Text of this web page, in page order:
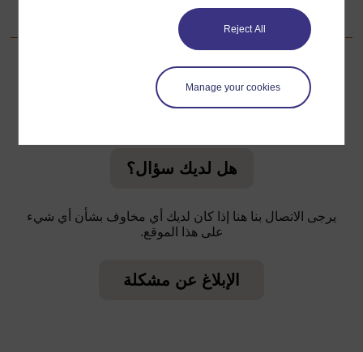
Reject All
Manage your cookies
المصدر ٥: فقرة لتلاميذ الصف الكبار: ملوك الزولو
لمعلومات إضافية، الرجاء مراجعة الأسئلة المتكررة والتي قد
هل لديك سؤال؟
يرجى الاتصال بنا هنا إذا كان لديك أي مخاوف بشأن أي شيء
على هذا الموقع.
الإبلاغ عن مشكلة